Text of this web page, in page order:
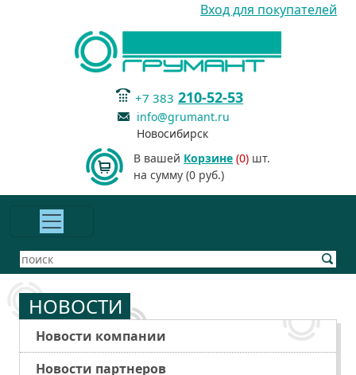
Вход для покупателей
+7 383 210-52-53
info@grumant.ru
Новосибирск
В вашей Корзине (0) шт.
на сумму (0 руб.)
НОВОСТИ
Новости компании
Новости партнеров